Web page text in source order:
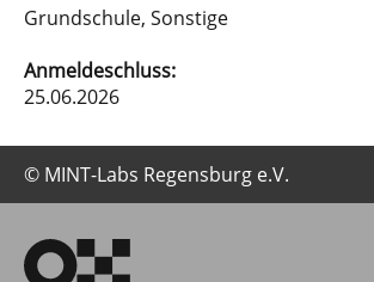
Grundschule, Sonstige
Anmeldeschluss:
25.06.2026
© MINT-Labs Regensburg e.V.